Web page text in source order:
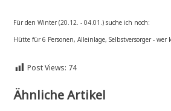
Für den Win­ter (20.12. - 04.01.) suche ich noch:
Hüt­te für 6 Per­so­nen, Allein­la­ge, Selbst­ver­sor­ger -
Post Views: 74
Ähnliche Artikel